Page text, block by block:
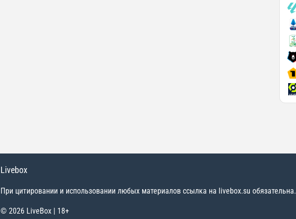
Livebox
При цитировании и использовании любых материалов ссылка на livebox.su обязательна.
© 2026 LiveBox | 18+